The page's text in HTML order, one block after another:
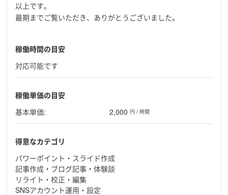
以上です。
最期までご覧いただき、ありがとうございました。
稼働時間の目安
対応可能です
稼働単価の目安
基本単価:
2,000 円 / 時間
得意なカテゴリ
パワーポイント・スライド作成
記事作成・ブログ記事・体験談
リライト・校正・編集
SNSアカウント運用・設定